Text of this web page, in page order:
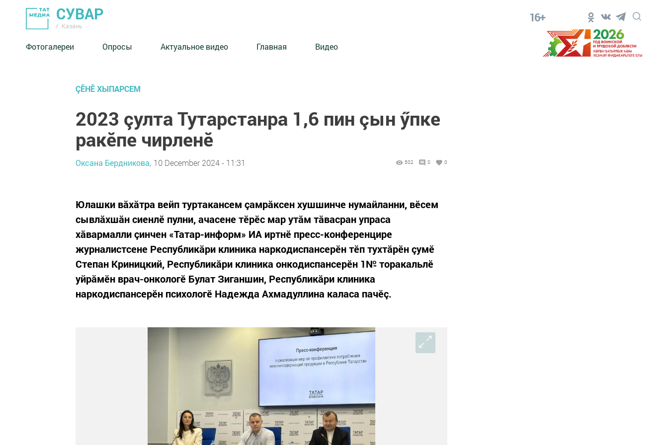
СУВАР
г. Казань
16+
Фотогалереи Опросы Актуальное видео Главная Видео
ÇӖНӖ ХЫПАРСЕМ
2023 çулта Тутарстанра 1,6 пин çын ӳпке
ракӗпе чирленӗ
Оксана Бердникова, 10 December 2024 - 11:31 502 0 0
Юлашки вăхăтра вейп туртакансем çамрăксен хушшинче нумайланни, вӗсем
сывлăхшăн сиенлӗ пулни, ачасене тӗрӗс мар утăм тăвасран упраса
хăвармалли çинчен «Татар-информ» ИА иртнӗ пресс-конференцире
журналистсене Республикăри клиника наркодиспансерӗн тӗп тухтăрӗн çумӗ
Степан Криницкий, Республикăри клиника онкодиспансерӗн 1№ торакальлӗ
уйрăмӗн врач-онкологӗ Булат Зиганшин, Республикăри клиника
наркодиспансерӗн психологӗ Надежда Ахмадуллина каласа пачӗç.